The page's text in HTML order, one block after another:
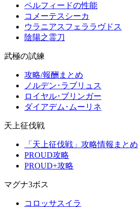
ペルフィードの性能
コメーテスシーカ
ウラニアスフェララヴドス
陰陽之霊刀
武極の試練
攻略/報酬まとめ
ノルデン･ラブリュス
ロイヤル･ブリンガー
ダイアデム･ムーリネ
天上征伐戦
「天上征伐戦」攻略情報まとめ
PROUD攻略
PROUD+攻略
マグナ3ボス
コロッサスイラ